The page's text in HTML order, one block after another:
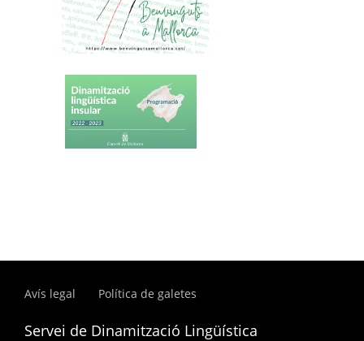
Avís legal Política de galetes
Servei de Dinamització Lingüística